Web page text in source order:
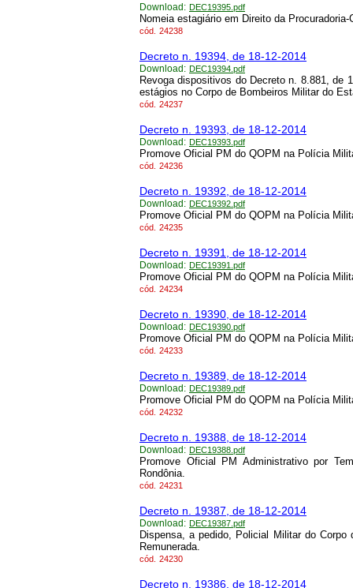
Download: DEC19395.pdf
Nomeia estagiário em Direito da
cód. 24238
Decreto n. 19394, de 18-12-2014
Download: DEC19394.pdf
Revoga dispositivos do Decreto n. 8.881, de
estágios no Corpo de Bombeiros Militar do
cód. 24237
Decreto n. 19393, de 18-12-2014
Download: DEC19393.pdf
Promove Oficial PM do QOPM na Polícia
cód. 24236
Decreto n. 19392, de 18-12-2014
Download: DEC19392.pdf
Promove Oficial PM do QOPM na Polícia
cód. 24235
Decreto n. 19391, de 18-12-2014
Download: DEC19391.pdf
Promove Oficial PM do QOPM na Polícia
cód. 24234
Decreto n. 19390, de 18-12-2014
Download: DEC19390.pdf
Promove Oficial PM do QOPM na Polícia
cód. 24233
Decreto n. 19389, de 18-12-2014
Download: DEC19389.pdf
Promove Oficial PM do QOPM na Polícia
cód. 24232
Decreto n. 19388, de 18-12-2014
Download: DEC19388.pdf
Promove Oficial PM Administrativo por
Rondônia.
cód. 24231
Decreto n. 19387, de 18-12-2014
Download: DEC19387.pdf
Dispensa, a pedido, Policial Militar do
Remunerada.
cód. 24230
Decreto n. 19386, de 18-12-2014